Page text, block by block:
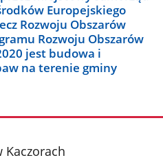
Europejskiego
Rozwoju Obszarów
Rozwoju Obszarów
jest budowa i
na terenie gminy
Kaczorach